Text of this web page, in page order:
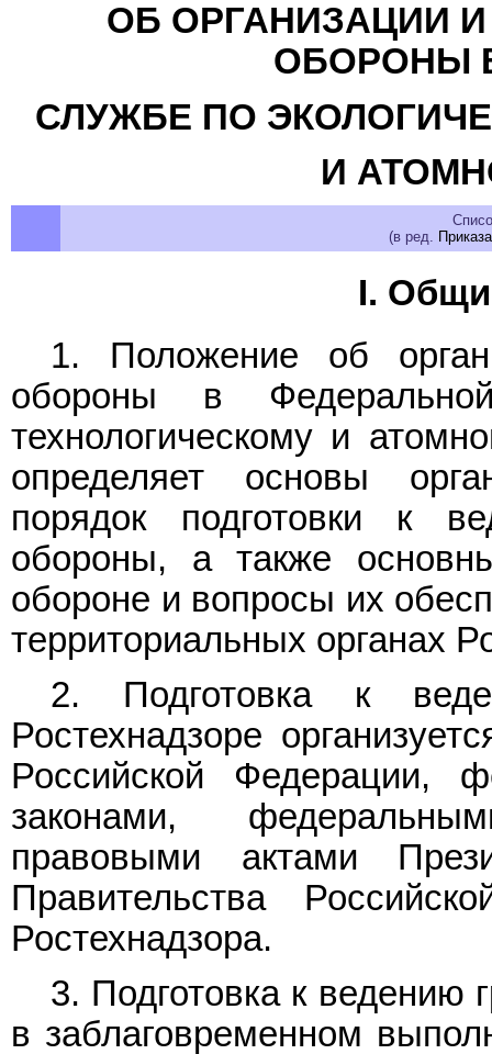
ОБ ОРГАНИЗАЦИИ
ОБОРОНЫ
СЛУЖБЕ ПО
И
(в ред.
Приказа
I.
1. Положение об
обороны в
технологическому и
определяет основы
порядок подготовки к
обороны, а также
обороне и вопросы их
территориальных органах
2. Подготовка к
Ростехнадзоре
Российской Федерации,
законами,
правовыми актами
Правительства
Ростехнадзора.
3. Подготовка к ведению
в заблаговременном